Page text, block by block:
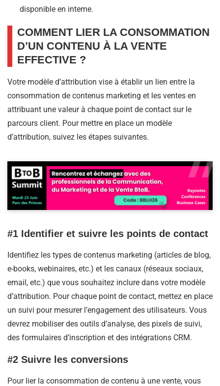
disponible en interne.
COMMENT LIER LA CONSOMMATION
D’UN CONTENU À LA VENTE
EFFECTIVE ?
Votre modèle d’attribution vise à établir un lien entre la
consommation de contenus marketing et les ventes en
attribuant une valeur à chaque point de contact sur le
parcours client. Pour mettre en place un modèle
d’attribution, suivez les étapes suivantes.
#1 Identifier et suivre les points de contact
Identifiez les types de contenus marketing (articles de blog,
e-books, webinaires, etc.) et les canaux (réseaux sociaux,
email, etc.) que vous souhaitez inclure dans votre modèle
d’attribution. Pour chaque point de contact, mettez en place
un suivi pour mesurer l’engagement des utilisateurs. Vous
devrez mobiliser des outils d’analyse, des pixels de suivi,
des formulaires d’inscription et des intégrations CRM.
#2 Suivre les conversions
Pour lier la consommation de contenu à une vente, vous